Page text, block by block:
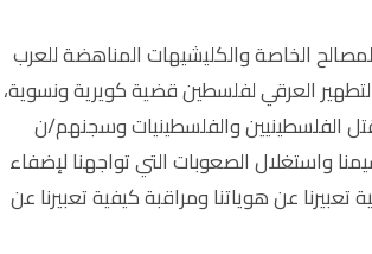
الخاصة والكليشيهات المناهضة للعرب
العرقي لفلسطين قضية كويرية ونسوية،
الفلسطينيين والفلسطينيات وسجنهم/ن
واستغلال الصعوبات التي تواجهنا لإضفاء
عن هوياتنا ومراقبة كيفية تعبيرنا عن